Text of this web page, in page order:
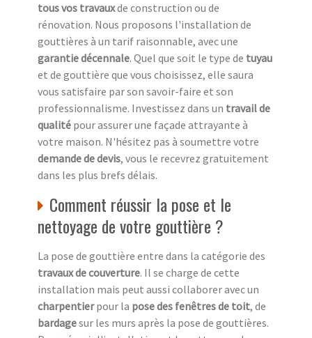
tous vos travauxde construction ou de
rénovation. Nous proposons l'installation de
gouttières à un tarif raisonnable, avec une
garantie décennale. Quel que soit le type de tuyau
et de gouttière que vous choisissez, elle saura
vous satisfaire par son savoir-faire et son
professionnalisme. Investissez dans un travail de
qualité pour assurer une façade attrayante à
votre maison. N'hésitez pas à soumettre votre
demande de devis, vous le recevrez gratuitement
dans les plus brefs délais.
Comment réussir la pose et le
nettoyage de votre gouttière ?
La pose de gouttière entre dans la catégorie des
travaux de couverture. Il se charge de cette
installation mais peut aussi collaborer avec un
charpentierpour la pose des fenêtres de toit, de
bardagesur les murs après la pose de gouttières.